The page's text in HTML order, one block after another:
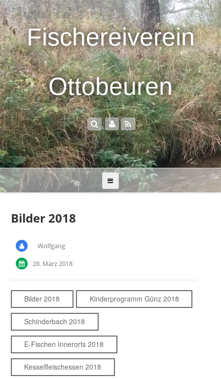
Fischereiverein
Ottobeuren
Bilder 2018
Wolfgang
28. März 2018
Bilder 2018 Kinderprogramm Günz 2018
Schinderbach 2018
E-Fischen Innerorts 2018
Kesselfleischessen 2018